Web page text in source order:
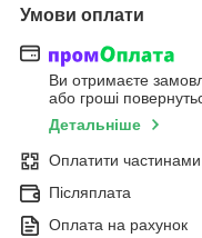
Умови оплати
Ви отримаєте
або гроші
Детальніше
Оплатити частинами
Післяплата
Оплата на рахунок